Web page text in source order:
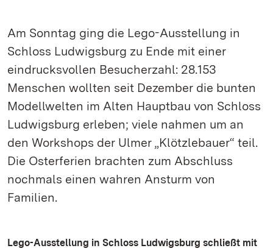
Am Sonntag ging die Lego-Ausstellung in
Schloss Ludwigsburg zu Ende mit einer
eindrucksvollen Besucherzahl: 28.153
Menschen wollten seit Dezember die bunten
Modellwelten im Alten Hauptbau von Schloss
Ludwigsburg erleben; viele nahmen um an
den Workshops der Ulmer „Klötzlebauer“ teil.
Die Osterferien brachten zum Abschluss
nochmals einen wahren Ansturm von
Familien.
Lego-Ausstellung in Schloss Ludwigsburg schließt mit